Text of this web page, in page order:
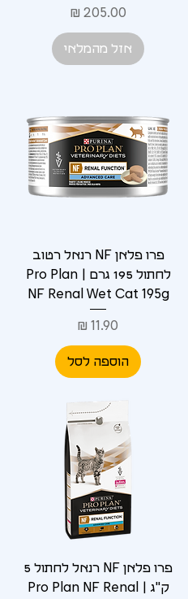
מחיר
אזל מהמלאי
פרו פלאן NF רנאל רטוב
לחתול 195 גרם | Pro Plan
NF Renal Wet Cat 195g
מחיר
הוספה לסל
פרו פלאן NF רנאל לחתול 5
ק"ג | Pro Plan NF Renal